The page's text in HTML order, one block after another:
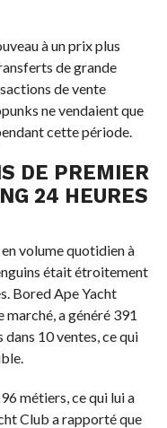
à un prix plus
de grande
de vente
ne vendaient que
cette période.
DE PREMIER
24 HEURES
volume quotidien à
était étroitement
Bored Ape Yacht
a généré 391
10 ventes, ce qui
métiers, ce qui lui a
Club a rapporté que